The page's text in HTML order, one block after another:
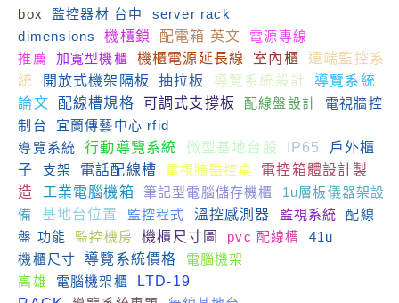
box
監控器材 台中
server rack
dimensions
機櫃鎖 配電箱 英文
電源專線
推薦
加寬型機櫃 機櫃電源延長線 室內櫃
遠端監控系
統
開放式機架隔板 抽拉板 導覽系統設計
導覽系統
論文
配線槽規格 可調式支撐板 配線盤設計
電視牆控
制台
宜蘭傳藝中心 rfid
導覽系統
行動導覽系統 微型基地台股 IP65
戶外櫃
子
支架 電話配線槽 電視牆監控桌
電控箱體設計製
造
工業電腦機箱 筆記型電腦儲存機櫃
1u層板儀器架設
備
基地台位置 監控程式 溫控感測器 監視系統
配線
盤 功能
監控機房 機櫃尺寸圖 pvc 配線槽
41u
機櫃尺寸
導覽系統價格
電腦機架
高雄
電腦機架櫃
LTD-19